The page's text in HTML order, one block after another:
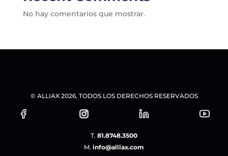
No hay comentarios que mostrar.
© ALLIAX 2026. TODOS LOS DERECHOS RESERVADOS
T. 81.8748.3500
M. info@alliax.com